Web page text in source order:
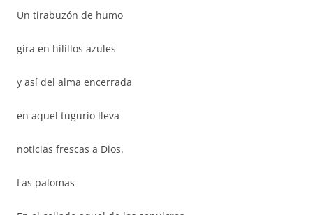
Un tirabuzón de humo
gira en hilillos azules
y así del alma encerrada
en aquel tugurio lleva
noticias frescas a Dios.
Las palomas